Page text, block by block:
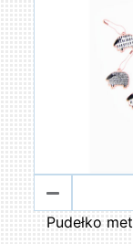
Pudełko